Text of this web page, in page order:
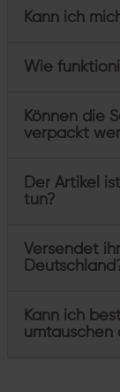
Kann ich
Wie
Können die
verpackt
Der Artikel
tun?
Versendet
Kann ich
umtauschen